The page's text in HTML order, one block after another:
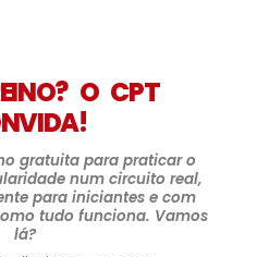
O CPT
gratuita para praticar o
num circuito real,
para iniciantes e com
tudo funciona. Vamos
lá?